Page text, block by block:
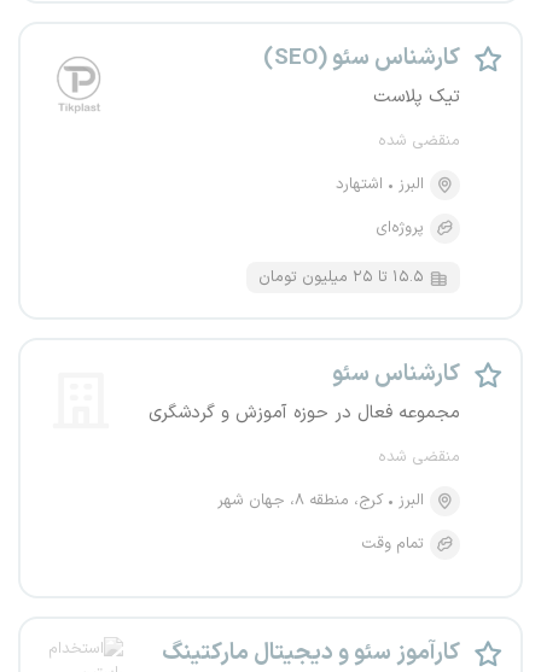
کارشناس سئو (SEO)
تیک پلاست
منقضی شده
البرز
اشتهارد
پروژه‌ای
۱۵.۵ تا ۲۵ میلیون تومان
کارشناس سئو
مجموعه فعال در حوزه آموزش و گردشگری
منقضی شده
البرز
کرج، منطقه ۸، جهان شهر
تمام وقت
کارآموز سئو و دیجیتال مارکتینگ